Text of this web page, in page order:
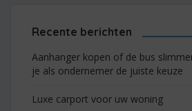
Recente berichten
Aanhanger kopen of de bus
je als ondernemer de juiste keuze
Luxe carport voor uw woning